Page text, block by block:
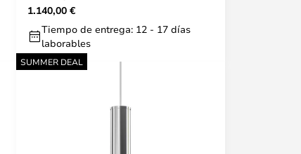
1.140,00 €
Tiempo de entrega: 12 - 17 días
laborables
SUMMER DEAL